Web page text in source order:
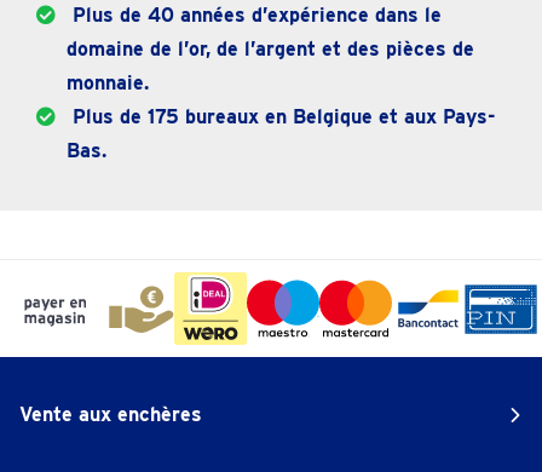
Plus de 40 années d’expérience dans le
domaine de l’or, de l’argent et des pièces de
monnaie.
Plus de 175 bureaux en Belgique et aux Pays-
Bas.
Vente aux enchères